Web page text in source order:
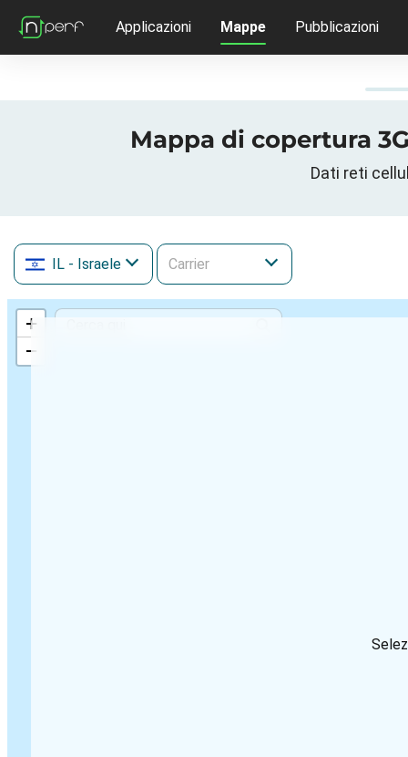
Applicazioni Mappe Pubblicazioni
IL - Israele
+
−